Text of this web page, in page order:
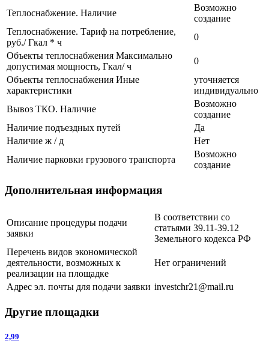
Теплоснабжение. Наличие
Возможно
создание
Теплоснабжение. Тариф на потребление,
руб./ Гкал * ч
0
Объекты теплоснабжения Максимально
допустимая мощность, Гкал/ ч
0
Объекты теплоснабжения Иные
характеристики
уточняется
индивидуально
Вывоз ТКО. Наличие
Возможно
создание
Наличие подъездных путей
Да
Наличие ж / д
Нет
Наличие парковки грузового транспорта
Возможно
создание
Дополнительная информация
Описание процедуры подачи
заявки
В соответствии со
статьями 39.11-39.12
Земельного кодекса РФ
Перечень видов экономической
деятельности, возможных к
реализации на площадке
Нет ограничений
Адрес эл. почты для подачи заявки investchr21@mail.ru
Другие площадки
2,99